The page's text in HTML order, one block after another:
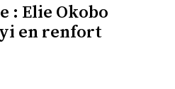
: Elie Okobo
en renfort